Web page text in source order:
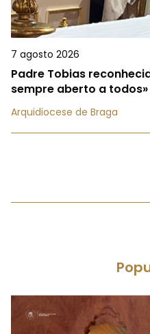
7 agosto 2026
Padre Tobias
sempre aberto a todos»
Arquidiocese de Braga